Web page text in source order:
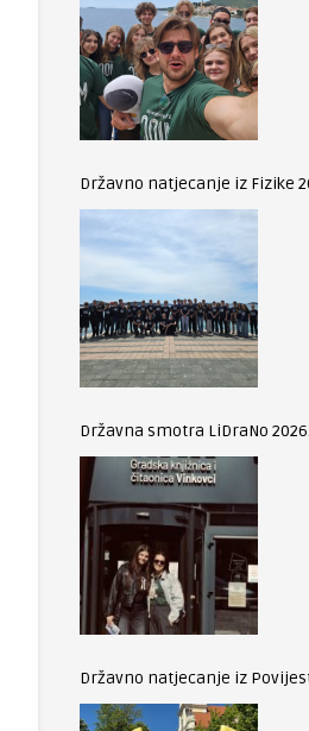
Državno natjecanje iz Fizike
Državna smotra LiDraNo 2026.
Državno natjecanje iz